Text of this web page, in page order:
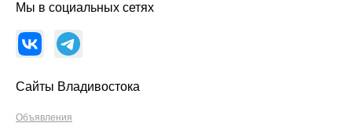
Мы в социальных сетях
Сайты Владивостока
Объявления